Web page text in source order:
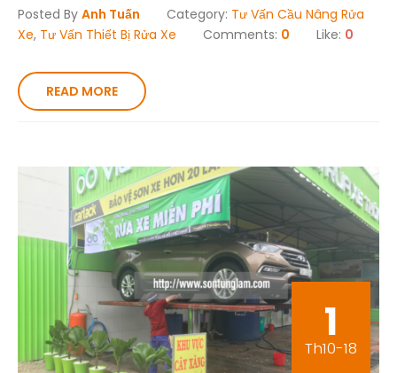
Posted By Anh Tuấn Category: Tư Vấn Cầu Nâng Rửa
Xe, Tư Vấn Thiết Bị Rửa Xe Comments: 0 Like: 0
READ MORE
1
Th10-18